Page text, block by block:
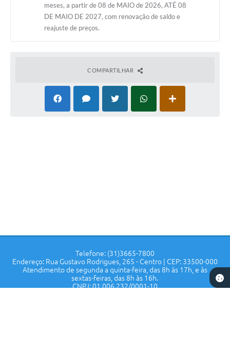
meses, a partir de 08 de MAIO de 2026, ATÉ 08
DE MAIO DE 2027, com renovação de saldo e
reajuste de preços.
Tipo do termo: Termo Aditivo
Vigência: 08/05/2027
Valor de adição:R$ 60.609,70
COMPARTILHAR
Telefone: (31)3665-7800
Endereço: Rua Gustavo Rodrigues, 265 - Centro | CEP: 33500-000
Atendimento de segunda a quinta-feira, das 8h às 17h, e às
sextas-feiras, das 8h às 16h.
CNPJ: 01.006.232/0001-10